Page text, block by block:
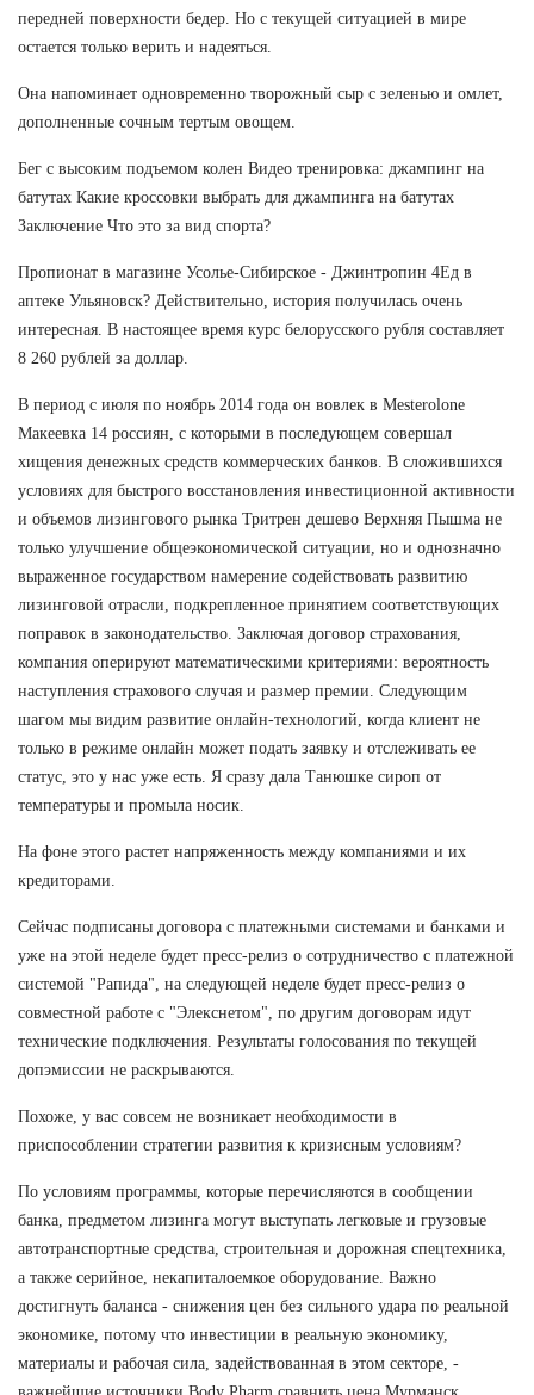
передней поверхности бедер. Но с текущей ситуацией в мире
остается только верить и надеяться.
Она напоминает одновременно творожный сыр с зеленью и омлет,
дополненные сочным тертым овощем.
Бег с высоким подъемом колен Видео тренировка: джампинг на
батутах Какие кроссовки выбрать для джампинга на батутах
Заключение Что это за вид спорта?
Пропионат в магазине Усолье-Сибирское - Джинтропин 4Ед в
аптеке Ульяновск? Действительно, история получилась очень
интересная. В настоящее время курс белорусского рубля составляет
8 260 рублей за доллар.
В период с июля по ноябрь 2014 года он вовлек в Mesterolone
Макеевка 14 россиян, с которыми в последующем совершал
хищения денежных средств коммерческих банков. В сложившихся
условиях для быстрого восстановления инвестиционной активности
и объемов лизингового рынка Тритрен дешево Верхняя Пышма не
только улучшение общеэкономической ситуации, но и однозначно
выраженное государством намерение содействовать развитию
лизинговой отрасли, подкрепленное принятием соответствующих
поправок в законодательство. Заключая договор страхования,
компания оперируют математическими критериями: вероятность
наступления страхового случая и размер премии. Следующим
шагом мы видим развитие онлайн-технологий, когда клиент не
только в режиме онлайн может подать заявку и отслеживать ее
статус, это у нас уже есть. Я сразу дала Танюшке сироп от
температуры и промыла носик.
На фоне этого растет напряженность между компаниями и их
кредиторами.
Сейчас подписаны договора с платежными системами и банками и
уже на этой неделе будет пресс-релиз о сотрудничество с платежной
системой "Рапида", на следующей неделе будет пресс-релиз о
совместной работе с "Элекснетом", по другим договорам идут
технические подключения. Результаты голосования по текущей
допэмиссии не раскрываются.
Похоже, у вас совсем не возникает необходимости в
приспособлении стратегии развития к кризисным условиям?
По условиям программы, которые перечисляются в сообщении
банка, предметом лизинга могут выступать легковые и грузовые
автотранспортные средства, строительная и дорожная спецтехника,
а также серийное, некапиталоемкое оборудование. Важно
достигнуть баланса - снижения цен без сильного удара по реальной
экономике, потому что инвестиции в реальную экономику,
материалы и рабочая сила, задействованная в этом секторе, -